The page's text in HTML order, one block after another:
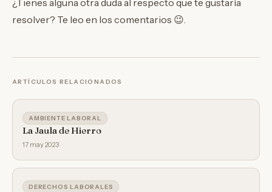
¿Tienes alguna otra duda al respecto que te gustaría
resolver? Te leo en los comentarios 😉.
ARTÍCULOS RELACIONADOS
AMBIENTE LABORAL
La Jaula de Hierro
17 may 2023
DERECHOS LABORALES